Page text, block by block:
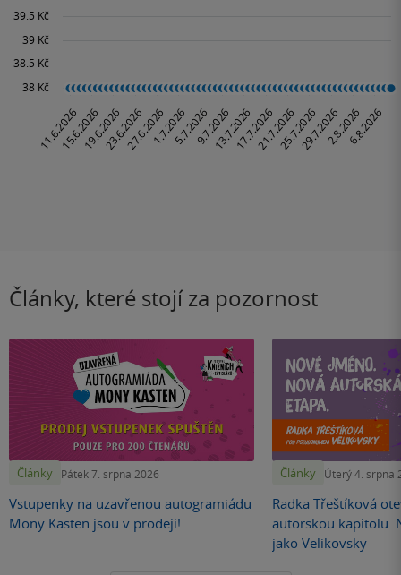
Články, které stojí za pozornost
Články Pátek 7. srpna 2026
Vstupenky na uzavřenou autogramiádu
Mony Kasten jsou v prodeji!
Články Úterý 4. srpna
Radka Třeštíková
autorskou kapitolu.
jako Velikovsky